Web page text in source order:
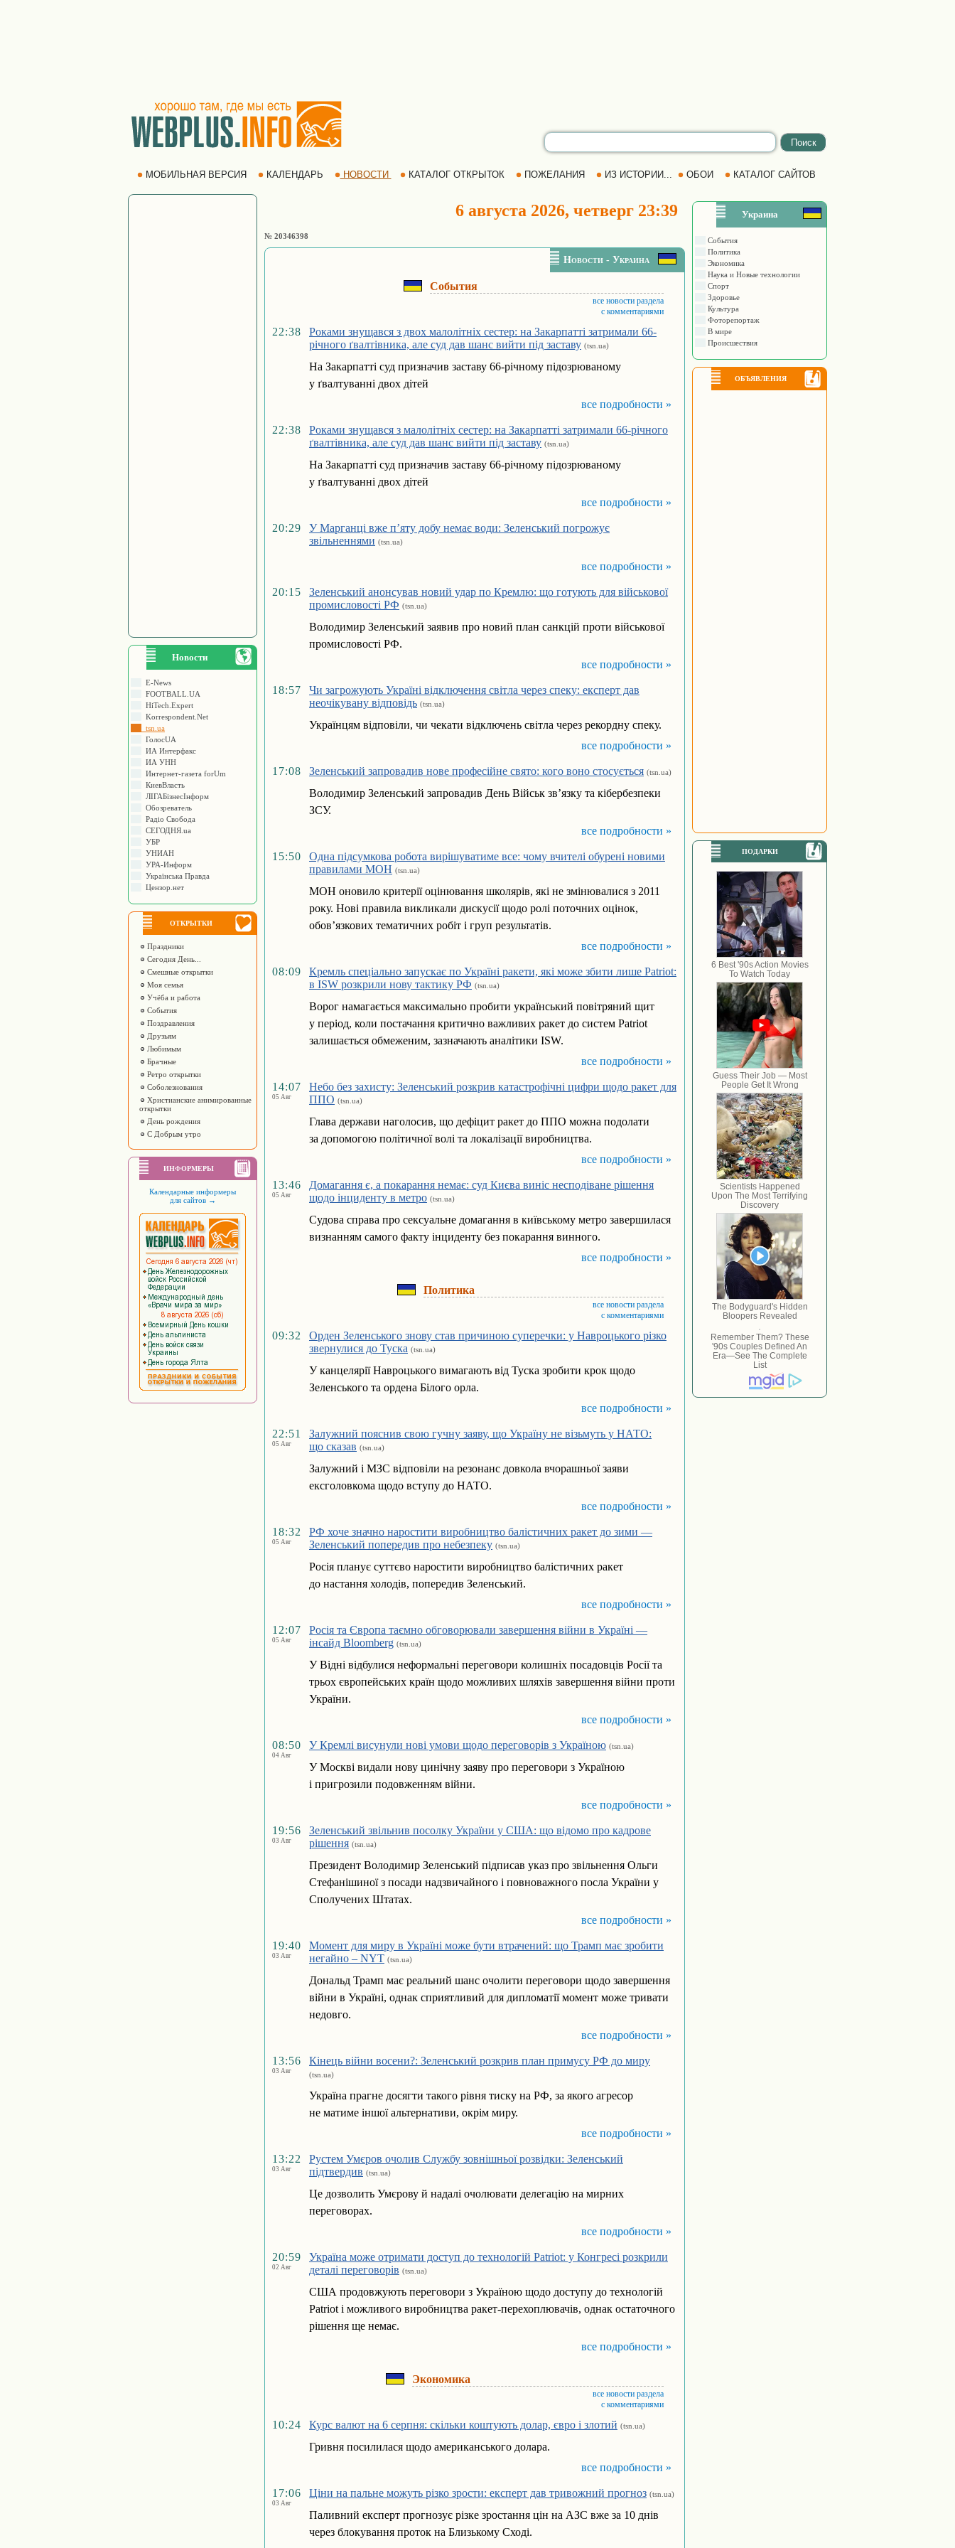
МОБИЛЬНАЯ ВЕРСИЯ КАЛЕНДАРЬ НОВОСТИ КАТАЛОГ ОТКРЫТОК ПОЖЕЛАНИЯ ИЗ ИСТОРИИ... ОБОИ КАТАЛОГ САЙТОВ
Новости
E-News
FOOTBALL.UA
HiTech.Expert
Korrespondent.Net
tsn.ua
ГолосUA
ИА Интерфакс
ИА УНН
Интернет-газета forUm
КиевВласть
ЛIГАБiзнесIнформ
Обозреватель
Радіо Свобода
СЕГОДНЯ.ua
УБР
УНИАН
УРА-Информ
Українська Правда
Цензор.нет
ОТКРЫТКИ
Праздники
Сегодня День...
Смешные открытки
Моя семья
Учёба и работа
События
Поздравления
Друзьям
Любимым
Брачные
Ретро открытки
Соболезнования
Христианские анимированные
открытки
День рождения
С Добрым утро
ИНФОРМЕРЫ
Календарные информеры
для сайтов →
6 августа 2026, четверг 23:39
№ 20346398
Новости - Украина
События
все новости раздела
с комментариями
22:38
Роками знущався з двох малолітніх сестер: на Закарпатті затримали 66-
річного ґвалтівника, але суд дав шанс вийти під заставу (tsn.ua)
На Закарпатті суд призначив заставу 66-річному підозрюваному
у ґвалтуванні двох дітей
все подробности »
22:38
Роками знущався з малолітніх сестер: на Закарпатті затримали 66-річного
ґвалтівника, але суд дав шанс вийти під заставу (tsn.ua)
На Закарпатті суд призначив заставу 66-річному підозрюваному
у ґвалтуванні двох дітей
все подробности »
20:29
У Марганці вже п’яту добу немає води: Зеленський погрожує
звільненнями (tsn.ua)
все подробности »
20:15
Зеленський анонсував новий удар по Кремлю: що готують для військової
промисловості РФ (tsn.ua)
Володимир Зеленський заявив про новий план санкцій проти військової
промисловості РФ.
все подробности »
18:57
Чи загрожують Україні відключення світла через спеку: експерт дав
неочікувану відповідь (tsn.ua)
Українцям відповіли, чи чекати відключень світла через рекордну спеку.
все подробности »
17:08 Зеленський запровадив нове професійне свято: кого воно стосується (tsn.ua)
Володимир Зеленський запровадив День Військ зв’язку та кібербезпеки
ЗСУ.
все подробности »
15:50
Одна підсумкова робота вирішуватиме все: чому вчителі обурені новими
правилами МОН (tsn.ua)
МОН оновило критерії оцінювання школярів, які не змінювалися з 2011
року. Нові правила викликали дискусії щодо ролі поточних оцінок,
обов’язкових тематичних робіт і груп результатів.
все подробности »
08:09
Кремль спеціально запускає по Україні ракети, які може збити лише Patriot:
в ISW розкрили нову тактику РФ (tsn.ua)
Ворог намагається максимально пробити український повітряний щит
у період, коли постачання критично важливих ракет до систем Patriot
залишається обмеженим, зазначають аналітики ISW.
все подробности »
14:07
05 Авг
Небо без захисту: Зеленський розкрив катастрофічні цифри щодо ракет для
ППО (tsn.ua)
Глава держави наголосив, що дефіцит ракет до ППО можна подолати
за допомогою політичної волі та локалізації виробництва.
все подробности »
13:46
05 Авг
Домагання є, а покарання немає: суд Києва виніс несподіване рішення
щодо інциденту в метро (tsn.ua)
Судова справа про сексуальне домагання в київському метро завершилася
визнанням самого факту інциденту без покарання винного.
все подробности »
Политика
все новости раздела
с комментариями
09:32
Орден Зеленського знову став причиною суперечки: у Навроцького різко
звернулися до Туска (tsn.ua)
У канцелярії Навроцького вимагають від Туска зробити крок щодо
Зеленського та ордена Білого орла.
все подробности »
22:51
05 Авг
Залужний пояснив свою гучну заяву, що Україну не візьмуть у НАТО:
що сказав (tsn.ua)
Залужний і МЗС відповіли на резонанс довкола вчорашньої заяви
ексголовкома щодо вступу до НАТО.
все подробности »
18:32
05 Авг
РФ хоче значно наростити виробництво балістичних ракет до зими —
Зеленський попередив про небезпеку (tsn.ua)
Росія планує суттєво наростити виробництво балістичних ракет
до настання холодів, попередив Зеленський.
все подробности »
12:07
05 Авг
Росія та Європа таємно обговорювали завершення війни в Україні —
інсайд Bloomberg (tsn.ua)
У Відні відбулися неформальні переговори колишніх посадовців Росії та
трьох європейських країн щодо можливих шляхів завершення війни проти
України.
все подробности »
08:50
04 Авг
У Кремлі висунули нові умови щодо переговорів з Україною (tsn.ua)
У Москві видали нову цинічну заяву про переговори з Україною
і пригрозили подовженням війни.
все подробности »
19:56
03 Авг
Зеленський звільнив посолку України у США: що відомо про кадрове
рішення (tsn.ua)
Президент Володимир Зеленський підписав указ про звільнення Ольги
Стефанішиної з посади надзвичайного і повноважного посла України у
Сполучених Штатах.
все подробности »
19:40
03 Авг
Момент для миру в Україні може бути втрачений: що Трамп має зробити
негайно – NYT (tsn.ua)
Дональд Трамп має реальний шанс очолити переговори щодо завершення
війни в Україні, однак сприятливий для дипломатії момент може тривати
недовго.
все подробности »
13:56
03 Авг
Кінець війни восени?: Зеленський розкрив план примусу РФ до миру
(tsn.ua)
Україна прагне досягти такого рівня тиску на РФ, за якого агресор
не матиме іншої альтернативи, окрім миру.
все подробности »
13:22
03 Авг
Рустем Умєров очолив Службу зовнішньої розвідки: Зеленський
підтвердив (tsn.ua)
Це дозволить Умєрову й надалі очолювати делегацію на мирних
переговорах.
все подробности »
20:59
02 Авг
Україна може отримати доступ до технологій Patriot: у Конгресі розкрили
деталі переговорів (tsn.ua)
США продовжують переговори з Україною щодо доступу до технологій
Patriot і можливого виробництва ракет-перехоплювачів, однак остаточного
рішення ще немає.
все подробности »
Экономика
все новости раздела
с комментариями
10:24 Курс валют на 6 серпня: скільки коштують долар, євро і злотий (tsn.ua)
Гривня посилилася щодо американського долара.
все подробности »
17:06
03 Авг
Ціни на пальне можуть різко зрости: експерт дав тривожний прогноз (tsn.ua)
Паливний експерт прогнозує різке зростання цін на АЗС вже за 10 днів
через блокування проток на Близькому Сході.
Украина
События
Политика
Экономика
Наука и Новые технологии
Спорт
Здоровье
Культура
Фоторепортаж
В мире
Происшествия
ОБЪЯВЛЕНИЯ
ПОДАРКИ